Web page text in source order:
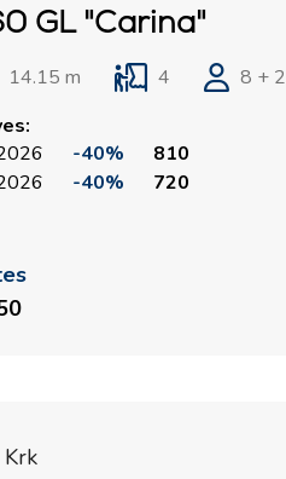
GL "Carina"
14.15 m 4
8 + 2
-40%
810
-40% 720